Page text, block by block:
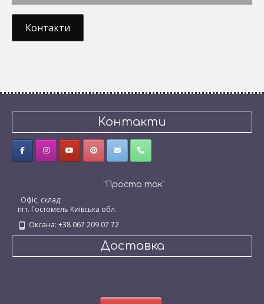
Контакти
Контакти
"Просто так"
Офіс, склад:
пгт. Гостомель Київська обл.
Оксана: +38 067 209 07 72
Доставка